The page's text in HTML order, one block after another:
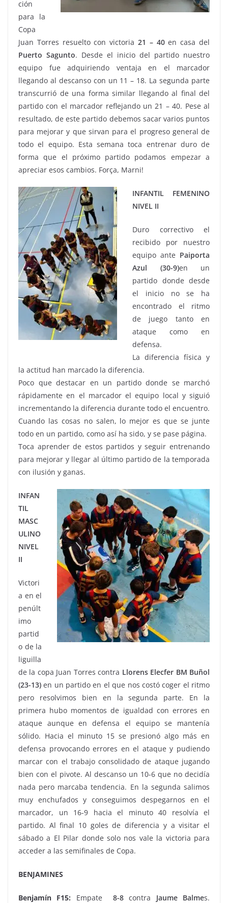
ción
para la
Copa
Juan Torres resuelto con victoria 21 – 40en casa del
Puerto Sagunto. Desde el inicio del partido nuestro
equipo fue adquiriendo ventaja en el marcador
llegando al descanso con un 11 – 18. La segunda parte
transcurrió de una forma similar llegando al final del
partido con el marcador reflejando un 21 – 40. Pese al
resultado, de este partido debemos sacar varios puntos
para mejorar y que sirvan para el progreso general de
todo el equipo. Esta semana toca entrenar duro de
forma que el próximo partido podamos empezar a
apreciar esos cambios. Força, Marni!
INFANTIL FEMENINO
NIVEL II
Duro correctivo el
recibido por nuestro
equipo ante Paiporta
Azul (30-9)en un
partido donde desde
el inicio no se ha
encontrado el ritmo
de juego tanto en
ataque como en
defensa.
La diferencia física y
la actitud han marcado la diferencia.
Poco que destacar en un partido donde se marchó
rápidamente en el marcador el equipo local y siguió
incrementando la diferencia durante todo el encuentro.
Cuando las cosas no salen, lo mejor es que se junte
todo en un partido, como así ha sido, y se pase página.
Toca aprender de estos partidos y seguir entrenando
para mejorar y llegar al último partido de la temporada
con ilusión y ganas.
INFAN
TIL
MASC
ULINO
NIVEL
II
Victori
a en el
penúlt
imo
partid
o de la
liguilla
de la copa Juan Torres contra Llorens Elecfer BM Buñol
(23-13) en un partido en el que nos costó coger el ritmo
pero resolvimos bien en la segunda parte. En la
primera hubo momentos de igualdad con errores en
ataque aunque en defensa el equipo se mantenía
sólido. Hacia el minuto 15 se presionó algo más en
defensa provocando errores en el ataque y pudiendo
marcar con el trabajo consolidado de ataque jugando
bien con el pivote. Al descanso un 10-6 que no decidía
nada pero marcaba tendencia. En la segunda salimos
muy enchufados y conseguimos despegarnos en el
marcador, un 16-9 hacia el minuto 40 resolvía el
partido. Al final 10 goles de diferencia y a visitar el
sábado a El Pilar donde solo nos vale la victoria para
acceder a las semifinales de Copa.
BENJAMINES
Benjamín F15: Empate 8-8contra Jaume Balmes.